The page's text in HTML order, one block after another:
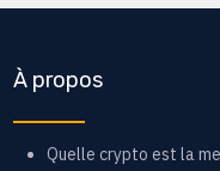
À propos
Quelle crypto est la